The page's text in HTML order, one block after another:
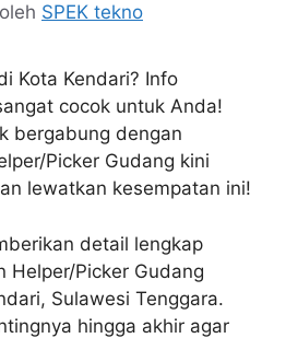
oleh SPEK tekno
Kota Kendari? Info
cocok untuk Anda!
bergabung dengan
Picker Gudang kini
lewatkan kesempatan ini!
detail lengkap
Helper/Picker Gudang
Sulawesi Tenggara.
hingga akhir agar